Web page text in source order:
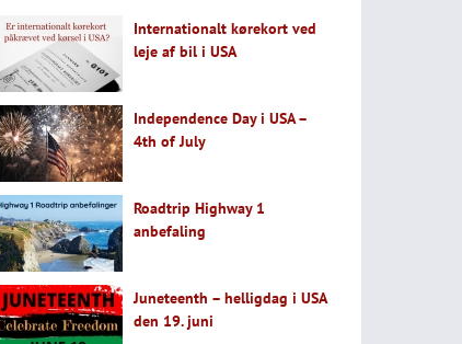
Internationalt kørekort ved
leje af bil i USA
Independence Day i USA –
4th of July
Roadtrip Highway 1
anbefaling
Juneteenth – helligdag i USA
den 19. juni